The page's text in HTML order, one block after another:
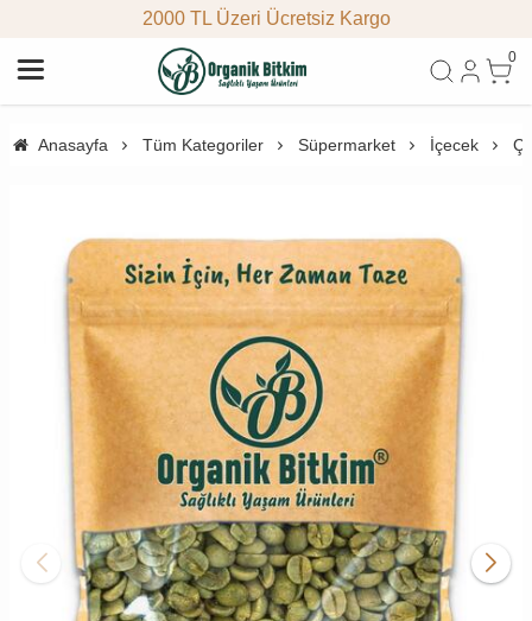
2000 TL Üzeri Ücretsiz Kargo
0
Anasayfa Tüm Kategoriler Süpermarket İçecek